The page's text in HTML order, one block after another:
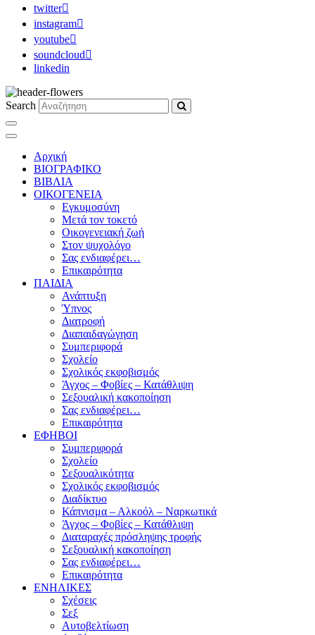
twitter
instagram
youtube
soundcloud
linkedin
Search
Αρχική
ΒΙΟΓΡΑΦΙΚΟ
ΒΙΒΛΙΑ
ΟΙΚΟΓΕΝΕΙΑ
Εγκυμοσύνη
Μετά τον τοκετό
Οικογενειακή ζωή
Στον ψυχολόγο
Σας ενδιαφέρει…
Επικαιρότητα
ΠΑΙΔΙΑ
Ανάπτυξη
Ύπνος
Διατροφή
Διαπαιδαγώγηση
Συμπεριφορά
Σχολείο
Σχολικός εκφοβισμός
Άγχος – Φοβίες – Κατάθλιψη
Σεξουαλική κακοποίηση
Σας ενδιαφέρει…
Επικαιρότητα
ΕΦΗΒΟΙ
Συμπεριφορά
Σχολείο
Σεξουαλικότητα
Σχολικός εκφοβισμός
Διαδίκτυο
Κάπνισμα – Αλκοόλ – Ναρκωτικά
Άγχος – Φοβίες – Κατάθλιψη
Διαταραχές πρόσληψης τροφής
Σεξουαλική κακοποίηση
Σας ενδιαφέρει…
Επικαιρότητα
ΕΝΗΛΙΚΕΣ
Σχέσεις
Σεξ
Αυτοβελτίωση